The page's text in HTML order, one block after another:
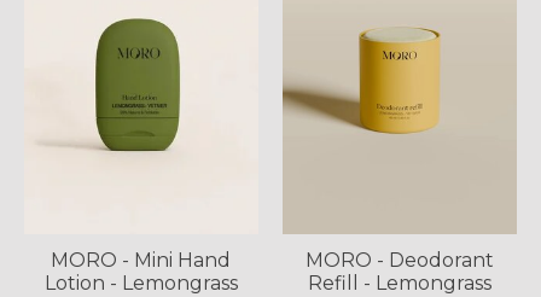
MORO - Mini Hand
Lotion - Lemongrass
MORO - Deodorant
Refill - Lemongrass